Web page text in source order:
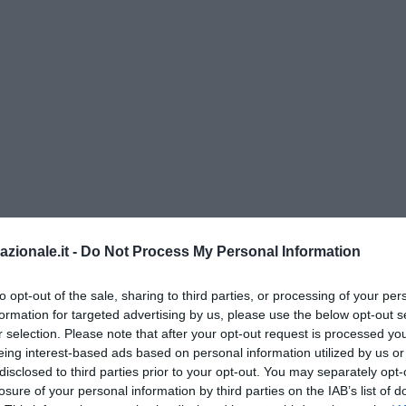
- Do Not Process My Personal Information
opt-out of the sale, sharing to third parties, or processing of your
for targeted advertising by us, please use the below opt-out
selection. Please note that after your opt-out request is processed
interest-based ads based on personal information utilized by us
to third parties prior to your opt-out. You may separately
of your personal information by third parties on the IAB’s list of
militare vicino Taiwan
aereo intorno a Taiwan, si prepara. La risposta è chiaramente
per la precisione alle “recenti attività di collusione tra Stati Uniti e
orientale dell’Esercito popolare di liberazione è molto
presidente Joe Biden dell’altro ieri, in particolare sull’intervento
dell’isola in caso di attacco cinese. Così parla Yi: “È ipocrita e